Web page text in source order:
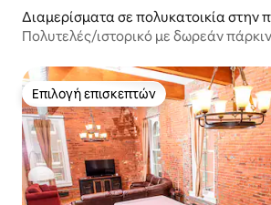
Διαμερίσματα σε πολυκατοικία στην
ndianapolis
Πολυτελές/ιστορικό με δωρεάν
Επιλογή επισκεπτών
Επιλογή επισκεπτών